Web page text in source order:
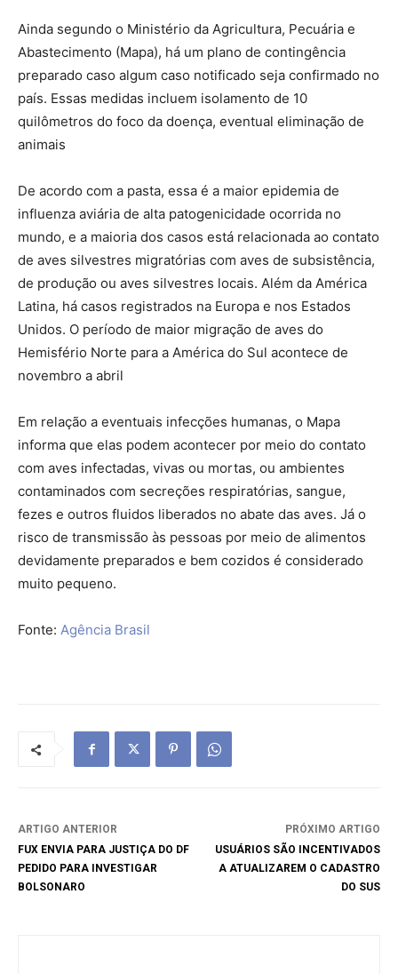
Ainda segundo o Ministério da Agricultura, Pecuária e
Abastecimento (Mapa), há um plano de contingência
preparado caso algum caso notificado seja confirmado no
país. Essas medidas incluem isolamento de 10
quilômetros do foco da doença, eventual eliminação de
animais
De acordo com a pasta, essa é a maior epidemia de
influenza aviária de alta patogenicidade ocorrida no
mundo, e a maioria dos casos está relacionada ao contato
de aves silvestres migratórias com aves de subsistência,
de produção ou aves silvestres locais. Além da América
Latina, há casos registrados na Europa e nos Estados
Unidos. O período de maior migração de aves do
Hemisfério Norte para a América do Sul acontece de
novembro a abril
Em relação a eventuais infecções humanas, o Mapa
informa que elas podem acontecer por meio do contato
com aves infectadas, vivas ou mortas, ou ambientes
contaminados com secreções respiratórias, sangue,
fezes e outros fluidos liberados no abate das aves. Já o
risco de transmissão às pessoas por meio de alimentos
devidamente preparados e bem cozidos é considerado
muito pequeno.
Fonte: Agência Brasil
ARTIGO ANTERIOR
FUX ENVIA PARA JUSTIÇA DO DF
PEDIDO PARA INVESTIGAR
BOLSONARO
PRÓXIMO ARTIGO
USUÁRIOS SÃO INCENTIVADOS
A ATUALIZAREM O CADASTRO
DO SUS